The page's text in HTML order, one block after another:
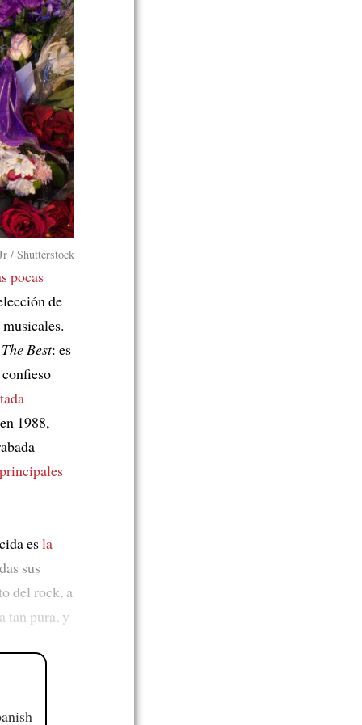
/ Shutterstock
pocas
de
The Best: es
1988,
principales
esla
sus
del rock, a
tan pura, y